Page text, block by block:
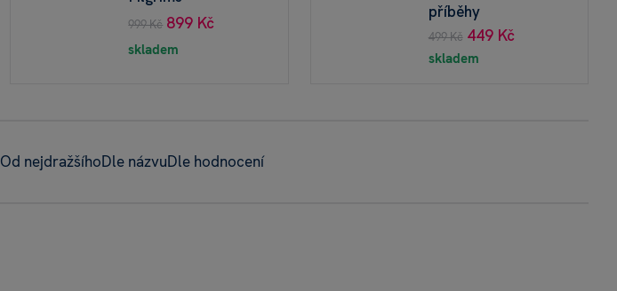
skladem
999 Kč 899 Kč
příběhy
skladem
499 Kč 449 Kč
Od nejdražšíhoDle názvuDle hodnocení